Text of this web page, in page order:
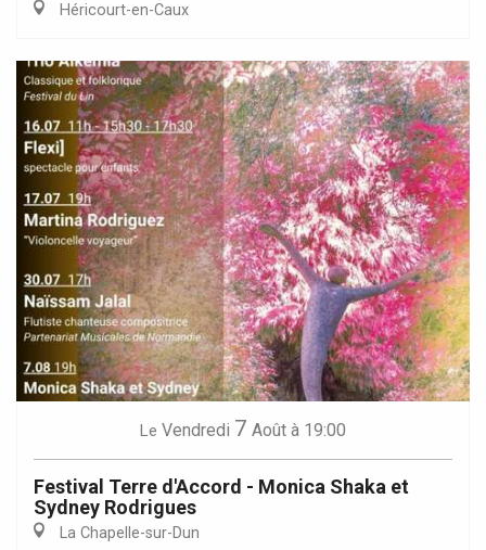
Héricourt-en-Caux
Le Vendredi 7 Août à 19:00
Festival Terre d'Accord - Monica Shaka et
Sydney Rodrigues
La Chapelle-sur-Dun